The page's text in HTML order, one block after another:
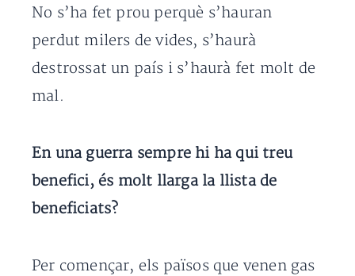
No s’ha fet prou perquè s’hauran
perdut milers de vides, s’haurà
destrossat un país i s’haurà fet molt de
mal.
En una guerra sempre hi ha qui treu
benefici, és molt llarga la llista de
beneficiats?
Per començar, els països que venen gas